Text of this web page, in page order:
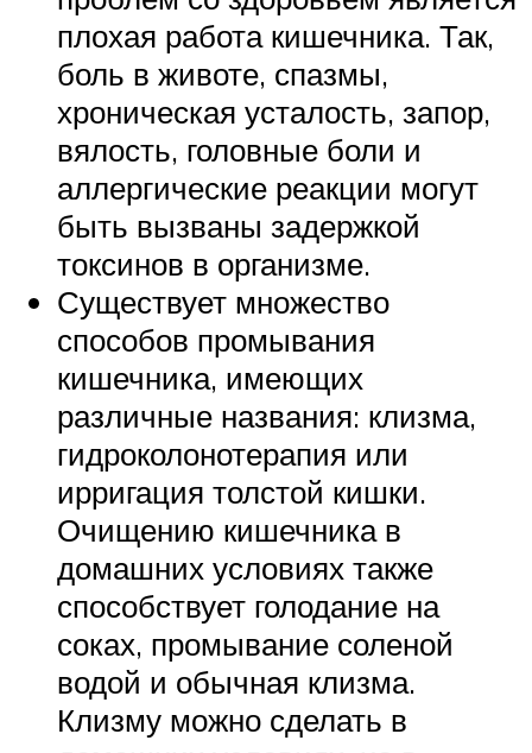
плохая работа кишечника. Так,
боль в животе, спазмы,
хроническая усталость, запор,
вялость, головные боли и
аллергические реакции могут
быть вызваны задержкой
токсинов в организме.
Существует множество
способов промывания
кишечника, имеющих
различные названия: клизма,
гидроколонотерапия или
ирригация толстой кишки.
Очищению кишечника в
домашних условиях также
способствует голодание на
соках, промывание соленой
водой и обычная клизма.
Клизму можно сделать в